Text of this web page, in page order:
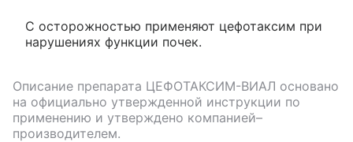
С осторожностью применяют цефотаксим при
нарушениях функции почек.
Описание препарата ЦЕФОТАКСИМ-ВИАЛ основано
на официально утвержденной инструкции по
применению и утверждено компанией–
производителем.